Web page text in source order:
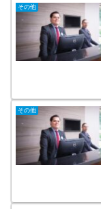
その他
その他